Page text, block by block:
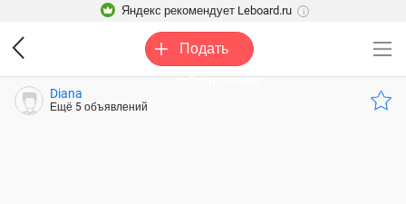
Яндекс рекомендует Leboard.ru i
Подать
объявление
Diana
Ещё 5 объявлений